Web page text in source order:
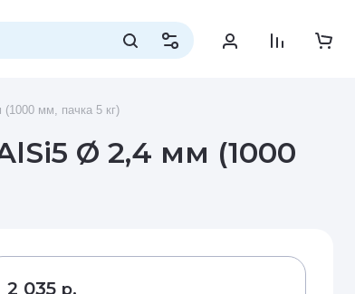
мм, пачка 5 кг)
Ø 2,4 мм (1000
2 035 р.